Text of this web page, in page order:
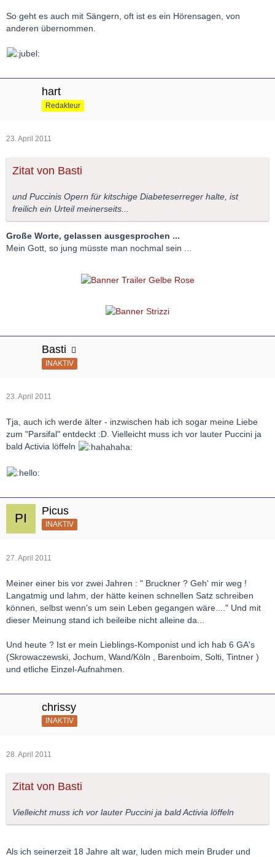
So geht es auch mit Sängern, oft ist es ein Hörensagen, von
anderen übernommen.
hart
Redakteur
23. April 2011
Zitat von Basti
und Puccinis Opern für kitschige Diabeteserreger halte, ist
freilich ein Urteil meinerseits...
Große Worte, gelassen ausgesprochen ...
Mein Gott, so jung müsste man nochmal sein ...
Basti
INAKTIV
23. April 2011
Tja, auch ich werde älter - inzwischen hab ich sogar meine Liebe
zum "Parsifal" entdeckt :D. Vielleicht muss ich vor lauter Puccini ja
bald Activia löffeln
Picus
INAKTIV
27. April 2011
Meiner einer bis vor zwei Jahren : " Bruckner ? Geh' mir weg !
Langatmig und lahm, der hätte keinen schnellen Satz schreiben
können, selbst wenn's um sein Leben gegangen wäre...." Und mit
dieser Meinung stand ich beileibe nicht alleine da...
Und heute ? Ist er mein Lieblings-Komponist und ich hab 6 GA's
(Skrowaczewski, Jochum, Wand/Köln , Barenboim, Solti, Tintner )
und etliche Einzel-Aufnahmen.
chrissy
INAKTIV
28. April 2011
Zitat von Basti
Vielleicht muss ich vor lauter Puccini ja bald Activia löffeln
Als ich seinerzeit 18 Jahre alt war, luden mich mein Bruder und